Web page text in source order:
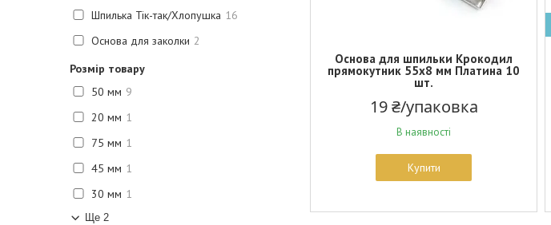
Шпилька Тік-так/Хлопушка 16
Основа для заколки 2
Розмір товару
50 мм 9
20 мм 1
75 мм 1
45 мм 1
30 мм 1
Ще 2
Основа для шпильки Крокодил
прямокутник 55х8 мм Платина 10
шт.
19 ₴/упаковка
В наявності
Купити